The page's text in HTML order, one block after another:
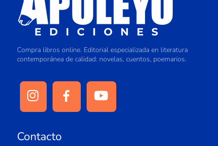
Compra libros online. Editorial especializada en literatura
contemporánea de calidad: novelas, cuentos, poemarios.
Contacto